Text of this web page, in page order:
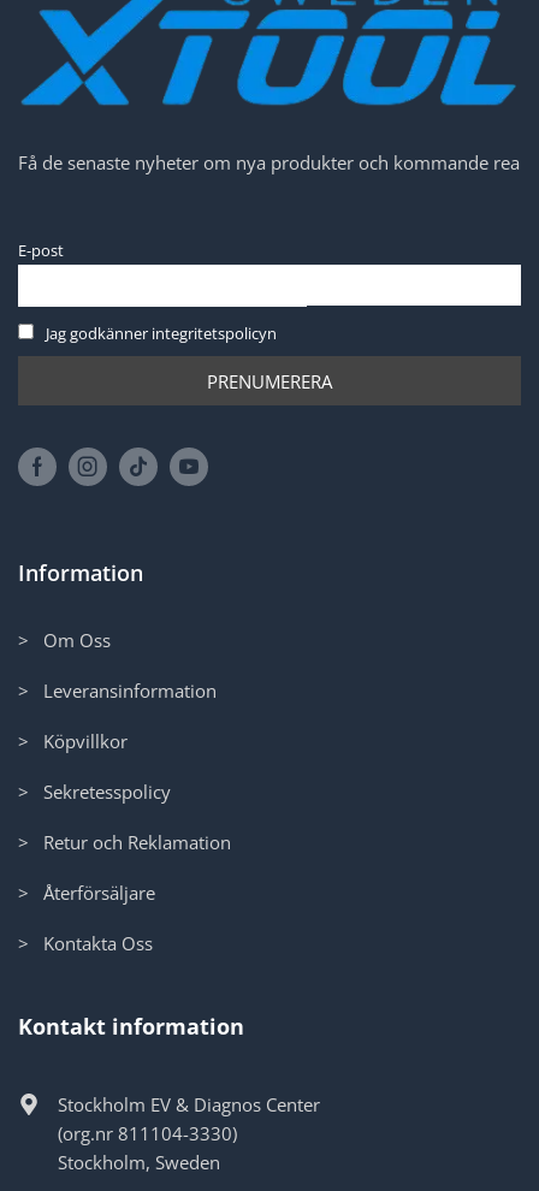
Få de senaste nyheter om nya produkter och kommande rea
E-post
Jag godkänner integritetspolicyn
Information
> Om Oss
> Leveransinformation
> Köpvillkor
> Sekretesspolicy
> Retur och Reklamation
> Återförsäljare
> Kontakta Oss
Kontakt information
Stockholm EV & Diagnos Center
(org.nr 811104-3330)
Stockholm, Sweden